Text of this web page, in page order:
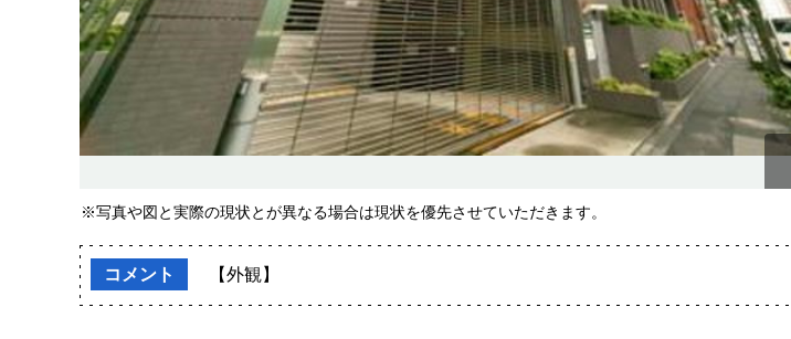
※写真や図と実際の現状とが異なる場合は現状を優先させていただきます。
コメント 【外観】